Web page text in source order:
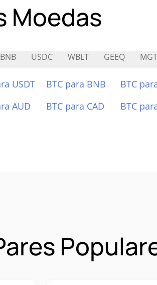
Moedas
BNB USDC WBLT GEEQ MGT
USDT BTC para BNB BTC
AUD BTC para CAD BTC